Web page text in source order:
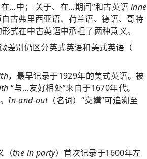
在…中； 关于、在…期间”和古英语inne
自古弗里西亚语、荷兰语、德语、哥特
式在中古英语中承担了两种意义。
差别仍区分英式英语和美式英语（
，最早记录于1929年的美式英语。被
“与…友好相处”来自于1670年代。
In-and-out（名词）“交媾”可追溯至
（the in party）首次记录于1600年左